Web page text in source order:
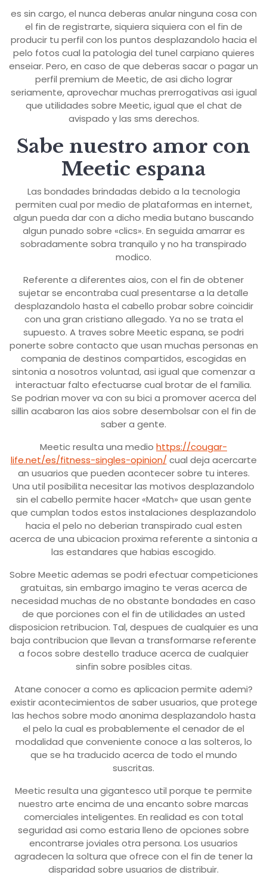
es sin cargo, el nunca deberas anular ninguna cosa con
el fin de registrarte, siquiera siquiera con el fin de
producir tu perfil con los puntos desplazandolo hacia el
pelo fotos cual la patologi­a del tunel carpiano quieres
enseiar. Pero, en caso de que deberas sacar o pagar un
perfil premium de Meetic, de asi dicho lograr
seriamente, aprovechar muchas prerrogativas asi­ igual
que utilidades sobre Meetic, igual que el chat de
avispado y las sms derechos.
Sabe nuestro amor con
Meetic espana
Las bondades brindadas debido a la tecnologia
permiten cual por medio de plataformas en internet,
algun pueda dar con a dicho media butano buscando
algun punado sobre «clics». En seguida amarrar es
sobradamente sobra tranquilo y no ha transpirado
modico.
Referente a diferentes aios, con el fin de obtener
sujetar se encontraba cual presentarse a la detalle
desplazandolo hasta el cabello probar sobre coincidir
con una gran cristiano allegado. Ya no se trata el
supuesto. A traves sobre Meetic espana, se podri
ponerte sobre contacto que usan muchas personas en
compania de destinos compartidos, escogidas en
sintonia a nosotros voluntad, asi­ igual que comenzar a
interactuar falto efectuarse cual brotar de el familia.
Se podri­an mover va con su bici a promover acerca del
silli­n acabaron las aios sobre desembolsar con el fin de
saber a gente.
Meetic resulta una medio https://cougar-
life.net/es/fitness-singles-opinion/cual deja acercarte
an usuarios que pueden acontecer sobre tu interes.
Una util posibilita necesitar las motivos desplazandolo
sin el cabello permite hacer «Match» que usan gente
que cumplan todos estos instalaciones desplazandolo
hacia el pelo no deberian transpirado cual esten
acerca de una ubicacion proxima referente a sintonia a
las estandares que habias escogido.
Sobre Meetic ademas se podri efectuar competiciones
gratuitas, sin embargo imagino te veras acerca de
necesidad muchas de no obstante bondades en caso
de que porciones con el fin de utilidades an usted
disposicion retribucion. Tal, despues de cualquier es una
baja contribucion que llevan a transformarse referente
a focos sobre destello traduce acerca de cualquier
sinfin sobre posibles citas.
Atane conocer a como es aplicacion permite ademi?
existir acontecimientos de saber usuarios, que protege
las hechos sobre modo anonima desplazandolo hasta
el pelo la cual es probablemente el cenador de el
modalidad que conveniente conoce a las solteros, lo
que se ha traducido acerca de todo el mundo
suscritas.
Meetic resulta una gigantesco util porque te permite
nuestro arte encima de una encanto sobre marcas
comerciales inteligentes. En realidad es con total
seguridad asi­ como estaria lleno de opciones sobre
encontrarse joviales otra persona. Los usuarios
agradecen la soltura que ofrece con el fin de tener la
disparidad sobre usuarios de distribuir.